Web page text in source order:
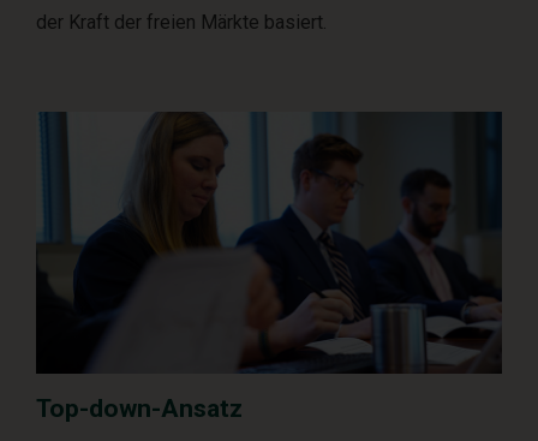
der Kraft der freien Märkte basiert.
Top-down-Ansatz